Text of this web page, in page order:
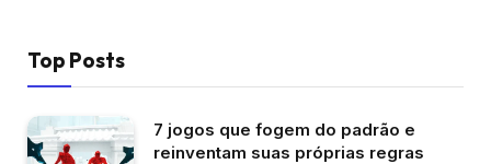
Top Posts
7 jogos que fogem do padrão e
reinventam suas próprias regras